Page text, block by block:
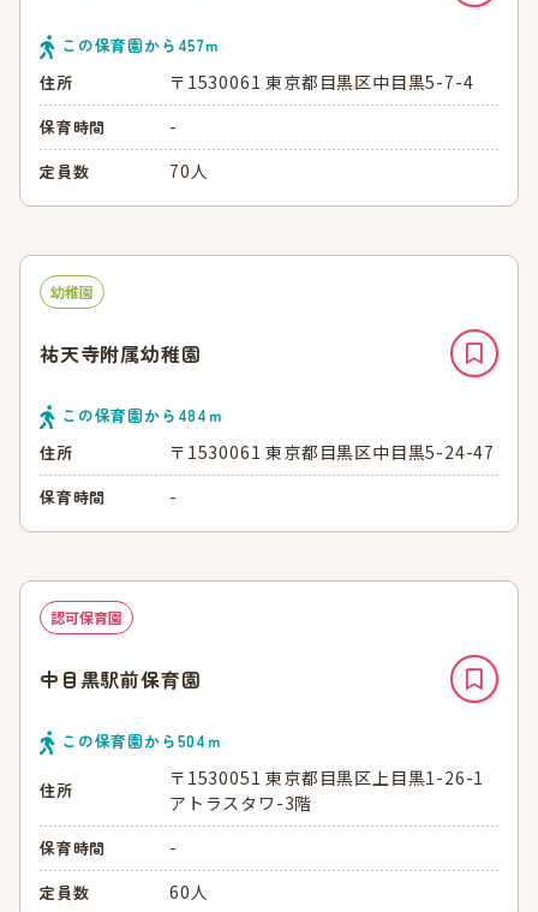
この保育園から 457ｍ
住所
〒1530061 東京都目黒区中目黒5-7-4
保育時間 -
定員数 70人
幼稚園
祐天寺附属幼稚園
この保育園から 484 ｍ
住所
〒1530061 東京都目黒区中目黒5-24-47
保育時間 -
認可保育園
中目黒駅前保育園
この保育園から504 ｍ
住所
〒1530051 東京都目黒区上目黒1-26-1
アトラスタワ-3階
保育時間 -
定員数 60人